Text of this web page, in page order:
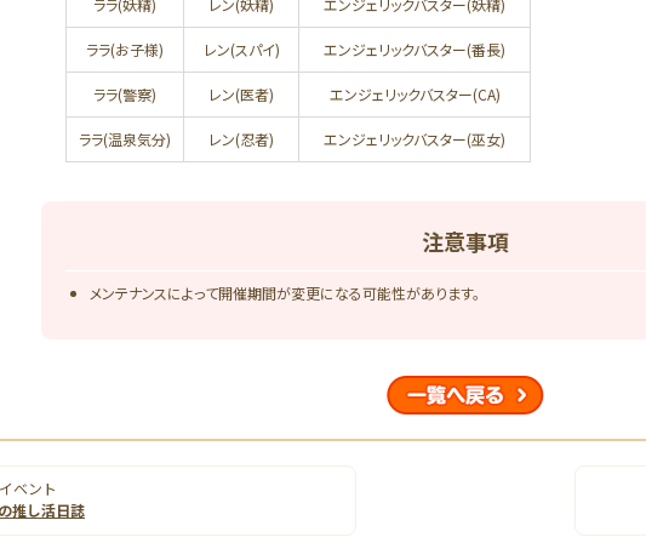
ララ(妖精) レン(妖精) エンジェリックバスター(妖精)
ララ(お子様) レン(スパイ) エンジェリックバスター(番長)
ララ(警察) レン(医者) エンジェリックバスター(CA)
ララ(温泉気分) レン(忍者) エンジェリックバスター(巫女)
注意事項
メンテナンスによって開催期間が変更になる可能性があります。
ベント
推し活日誌